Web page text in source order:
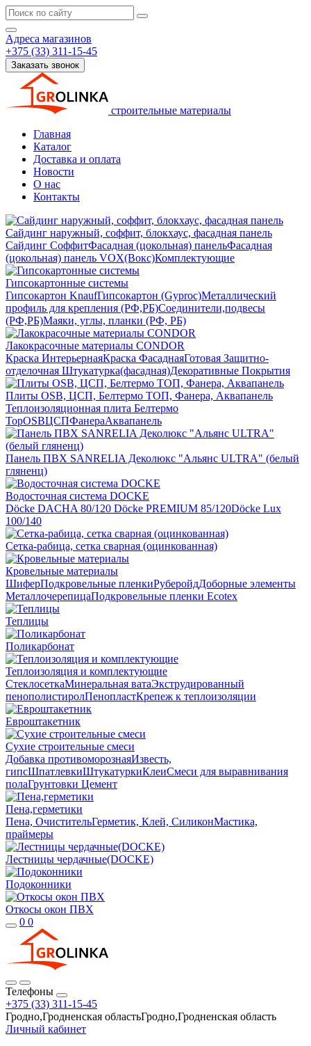
Адреса магазинов
+375 (33) 311-15-45
Заказать звонок
строительные материалы
Главная
Каталог
Доставка и оплата
Новости
О нас
Контакты
Сайдинг наружный, соффит, блокхаус, фасадная панель
Сайдинг СоффитФасадная (цокольная) панельФасадная
(цокольная) панель VOX(Вокс)Комплектующие
Гипсокартонные системы
Гипсокартон KnaufГипсокартон (Gyproc)Металлический
профиль для крепления (РФ,РБ)Соединители,подвесы
(РФ,РБ)Маяки, углы, планки (РФ, РБ)
Лакокрасочные материалы CONDOR
Краска ИнтерьернаяКраска ФасаднаяГотовая Защитно-
отделочная Штукатурка(фасадная)Декоративные Покрытия
Плиты OSB, ЦСП, Белтермо ТОП, Фанера, Аквапанель
Теплоизоляционная плита Белтермо
TopOSBЦСПФанераАквапанель
Панель ПВХ SANRELIA Деколюкс "Альянс ULTRA" (белый
гляненц)
Водосточная система DOCKE
Döсkе DACHA 80/120 Döcke PREMIUM 85/120Döсkе Luх
100/140
Сетка-рабица, сетка сварная (оцинкованная)
Кровельные материалы
ШиферПодкровельные пленкиРуберойдДоборные элементы
МеталлочерепицаПодкровельные пленки Ecotex
Теплицы
Поликарбонат
Теплоизоляция и комплектующие
СтеклосеткаМинеральная ватаЭкструдированный
пенополистиролПенопластКрепеж к теплоизоляции
Евроштакетник
Сухие строительные смеси
Добавка противоморознаяИзвесть,
гипсШпатлевкиШтукатуркиКлеиСмеси для выравнивания
полаГрунтовки Цемент
Пена,герметики
Пена, ОчистительГерметик, Клей, СиликонМастика,
праймеры
Лестницы чердачные(DOCKE)
Подоконники
Откосы окон ПВХ
0 0
Телефоны
+375 (33) 311-15-45
Гродно,Гродненская областьГродно,Гродненская область
Личный кабинет